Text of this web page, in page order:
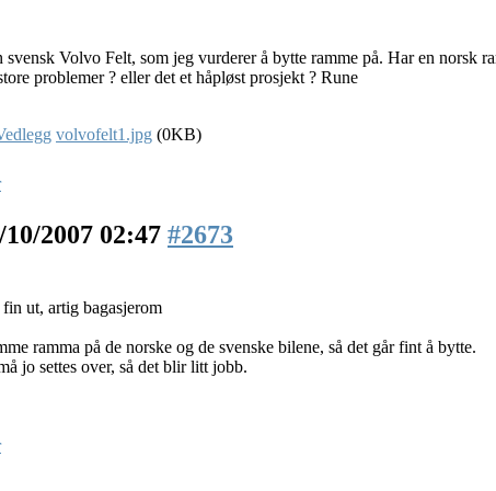
svensk Volvo Felt, som jeg vurderer å bytte ramme på. Har en norsk
problemer ? eller det et håpløst prosjekt ? Rune
volvofelt1.jpg (0KB)
10/2007 02:47 #2673
ut, artig bagasjerom
ramma på de norske og de svenske bilene, så det går fint å bytte.
jo settes over, så det blir litt jobb.